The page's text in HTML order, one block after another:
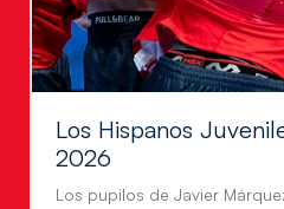
Los Hispanos
2026
Los pupilos de Javier